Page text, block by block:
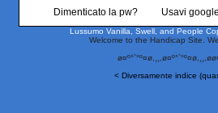
Dimenticato la pw? Usavi
Lussumo Vanilla, Swell, and People
Welcome to the Handicap Site.
< Diversamente indice